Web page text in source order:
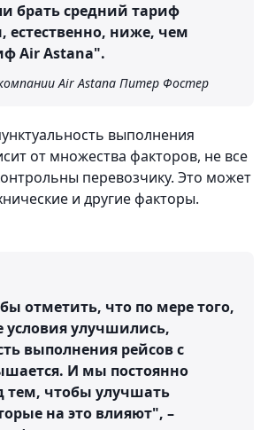
брать средний тариф
естественно, ниже, чем
Air Astana".
Air Astana Питер Фостер
выполнения
от множества факторов, не все
перевозчику. Это может
и другие факторы.
отметить, что по мере того,
условия улучшились,
выполнения рейсов с
И мы постоянно
тем, чтобы улучшать
на это влияют", –